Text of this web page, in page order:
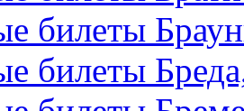
билеты
билеты